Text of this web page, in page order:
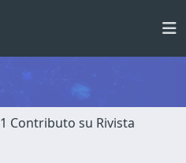
1 Contributo su Rivista